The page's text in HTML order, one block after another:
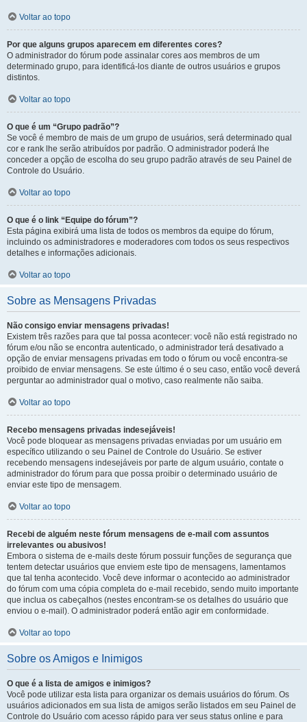
Voltar ao topo
Por que alguns grupos aparecem em diferentes cores?
O administrador do fórum pode assinalar cores aos membros de um
determinado grupo, para identificá-los diante de outros usuários e grupos
distintos.
Voltar ao topo
O que é um “Grupo padrão”?
Se você é membro de mais de um grupo de usuários, será determinado qual
cor e rank lhe serão atribuídos por padrão. O administrador poderá lhe
conceder a opção de escolha do seu grupo padrão através de seu Painel de
Controle do Usuário.
Voltar ao topo
O que é o link “Equipe do fórum”?
Esta página exibirá uma lista de todos os membros da equipe do fórum,
incluindo os administradores e moderadores com todos os seus respectivos
detalhes e informações adicionais.
Voltar ao topo
Sobre as Mensagens Privadas
Não consigo enviar mensagens privadas!
Existem três razões para que tal possa acontecer: você não está registrado no
fórum e/ou não se encontra autenticado, o administrador terá desativado a
opção de enviar mensagens privadas em todo o fórum ou você encontra-se
proibido de enviar mensagens. Se este último é o seu caso, então você deverá
perguntar ao administrador qual o motivo, caso realmente não saiba.
Voltar ao topo
Recebo mensagens privadas indesejáveis!
Você pode bloquear as mensagens privadas enviadas por um usuário em
específico utilizando o seu Painel de Controle do Usuário. Se estiver
recebendo mensagens indesejáveis por parte de algum usuário, contate o
administrador do fórum para que possa proibir o determinado usuário de
enviar este tipo de mensagem.
Voltar ao topo
Recebi de alguém neste fórum mensagens de e-mail com assuntos
irrelevantes ou abusivos!
Embora o sistema de e-mails deste fórum possuir funções de segurança que
tentem detectar usuários que enviem este tipo de mensagens, lamentamos
que tal tenha acontecido. Você deve informar o acontecido ao administrador
do fórum com uma cópia completa do e-mail recebido, sendo muito importante
que inclua os cabeçalhos (nestes encontram-se os detalhes do usuário que
enviou o e-mail). O administrador poderá então agir em conformidade.
Voltar ao topo
Sobre os Amigos e Inimigos
O que é a lista de amigos e inimigos?
Você pode utilizar esta lista para organizar os demais usuários do fórum. Os
usuários adicionados em sua lista de amigos serão listados em seu Painel de
Controle do Usuário com acesso rápido para ver seus status online e para